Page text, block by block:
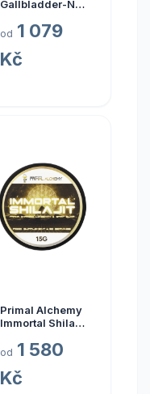
Gallbladder-ND,
237 ml
od 1 079
Kč
Primal Alchemy
Immortal Shilajit
gramů
od 1 580
Kč